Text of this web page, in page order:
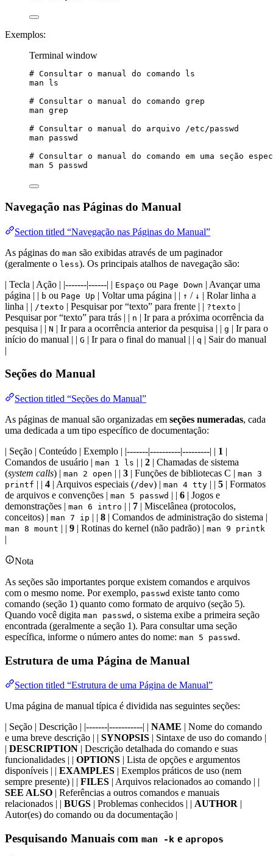
Exemplos:
Terminal window
# Consultar o manual do comando ls
man
ls
# Consultar o manual do comando grep
man grep
# Consultar o manual do arquivo /etc/passwd
man
passwd
# Consultar o manual do comando em uma seção
man
5 passwd
Navegação nas Páginas do Manual
Section titled “Navegação nas Páginas do Manual”
As páginas do man são exibidas através de um paginador
(geralmente o less). Os principais atalhos de navegação são:
| Tecla | Ação | |-------|------| | Espaço ou Page Down | Avançar uma
página | | b ou Page Up | Voltar uma página | | ↑ / ↓ | Rolar linha a
linha | | /texto | Pesquisar por “texto” para frente | | ?texto |
Pesquisar por “texto” para trás | | n | Ir para a próxima ocorrência da
pesquisa | | N | Ir para a ocorrência anterior da pesquisa | | g | Ir para o
início do manual | | G | Ir para o final do manual | | q | Sair do manual
|
Seções do Manual
Section titled “Seções do Manual”
As páginas de manual são organizadas em seções numeradas, cada
uma dedicada a um tipo específico de documentação:
| Seção | Conteúdo | Exemplo | |-------|----------|---------| | 1 |
Comandos de usuário | man 1 ls | | 2 | Chamadas de sistema
(system calls) | man 2 open | | 3 | Funções de bibliotecas C | man 3
printf | | 4 | Arquivos especiais (/dev) | man 4 tty | | 5 | Formatos
de arquivos e convenções | man 5 passwd | | 6 | Jogos e
demonstrações | man 6 intro | | 7 | Miscelânea (protocolos,
conceitos) | man 7 ip | | 8 | Comandos de administração do sistema |
man 8 mount | | 9 | Rotinas do kernel (não padrão) | man 9 printk
|
Nota
As seções são importantes porque existem comandos e arquivos
com o mesmo nome. Por exemplo, passwd existe tanto como
comando (seção 1) quanto como formato de arquivo (seção 5).
Quando você digita man passwd , o sistema exibe a primeira seção
encontrada (geralmente a seção 1). Para consultar uma seção
específica, informe o número antes do nome: man 5 passwd .
Estrutura de uma Página de Manual
Section titled “Estrutura de uma Página de Manual”
Uma página de manual típica é dividida nas seguintes seções:
| Seção | Descrição | |-------|-----------| | NAME | Nome do comando
e uma breve descrição | | SYNOPSIS | Sintaxe de uso do comando |
| DESCRIPTION | Descrição detalhada do comando e suas
funcionalidades | | OPTIONS | Lista de opções e argumentos
disponíveis | | EXAMPLES | Exemplos práticos de uso (nem
sempre presente) | | FILES | Arquivos relacionados ao comando | |
SEE ALSO | Referências a outros comandos e manuais
relacionados | | BUGS | Problemas conhecidos | | AUTHOR |
Autor(es) do comando ou da documentação |
Pesquisando Manuais com man -k e apropos